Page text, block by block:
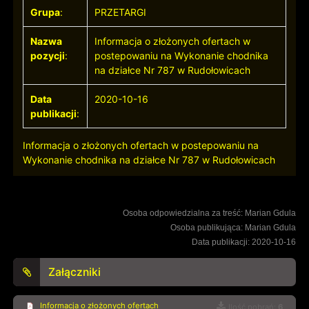
Grupa: PRZETARGI
Nazwa
pozycji:
Informacja o złożonych ofertach w
postepowaniu na Wykonanie chodnika
na działce Nr 787 w Rudołowicach
Data
publikacji:
2020-10-16
Informacja o złożonych ofertach w postepowaniu na
Wykonanie chodnika na działce Nr 787 w Rudołowicach
Osoba odpowiedzialna za treść: Marian Gdula
Osoba publikująca: Marian Gdula
Data publikacji: 2020-10-16
Załączniki
Informacja o złożonych ofertach